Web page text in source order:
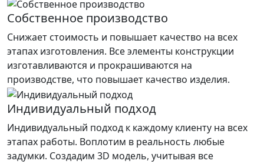
Собственное производство
Снижает стоимость и повышает качество на всех
этапах изготовления. Все элементы конструкции
изготавливаются и прокрашиваются на
производстве, что повышает качество изделия.
Индивидуальный подход
Индивидуальный подход к каждому клиенту на всех
этапах работы. Воплотим в реальность любые
задумки. Создадим 3D модель, учитывая все